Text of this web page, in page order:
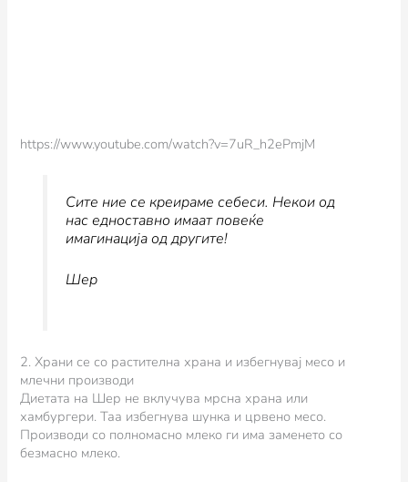
https://www.youtube.com/watch?v=7uR_h2ePmjM
Сите ние се креираме себеси. Некои од
нас едноставно имаат повеќе
имагинација од другите!
Шер
2. Храни се со растителна храна и избегнувај месо и
млечни производи
Диетата на Шер не вклучува мрсна храна или
хамбургери. Таа избегнува шунка и црвено месо.
Производи со полномасно млеко ги има заменето со
безмасно млеко.